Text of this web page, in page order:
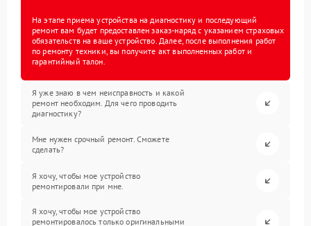
На этапе приема устройства на диагностику и последующий
ремонт вам будет предоставлен заказ-наряд с указанием страховых
обязательств на ваше устройство. Далее, после выполнения работ
по ремонту техники, вы получите акт выполненных работ и
гарантийный талон.
Я уже знаю в чем неисправность и какой
ремонт необходим. Для чего проводить
диагностику?
Мне нужен срочный ремонт. Сможете
сделать?
Я хочу, чтобы мое устройство
ремонтировали при мне.
Я хочу, чтобы мое устройство
ремонтировалось только оригинальными